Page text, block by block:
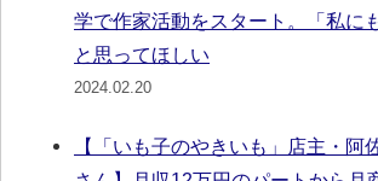
学で作家活動をスタート。「私に
と思ってほしい
2024.02.20
【「いも子のやきいも」店主・阿